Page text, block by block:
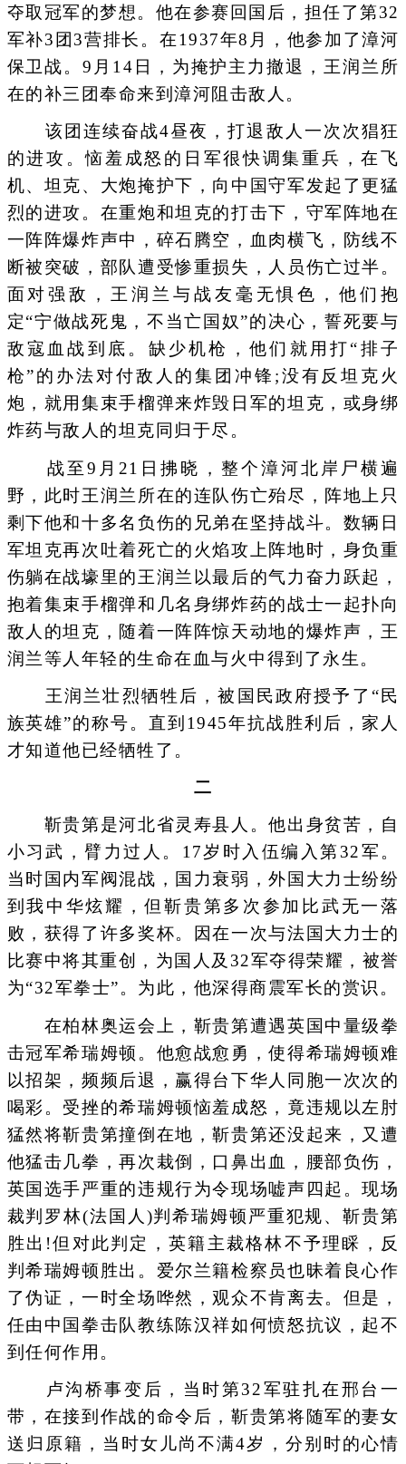
夺取冠军的梦想。他在参赛回国后，担任了第32
军补3团3营排长。在1937年8月，他参加了漳河
保卫战。9月14日，为掩护主力撤退，王润兰所
在的补三团奉命来到漳河阻击敌人。
该团连续奋战4昼夜，打退敌人一次次猖狂
的进攻。恼羞成怒的日军很快调集重兵，在飞
机、坦克、大炮掩护下，向中国守军发起了更猛
烈的进攻。在重炮和坦克的打击下，守军阵地在
一阵阵爆炸声中，碎石腾空，血肉横飞，防线不
断被突破，部队遭受惨重损失，人员伤亡过半。
面对强敌，王润兰与战友毫无惧色，他们抱
定“宁做战死鬼，不当亡国奴”的决心，誓死要与
敌寇血战到底。缺少机枪，他们就用打“排子
枪”的办法对付敌人的集团冲锋;没有反坦克火
炮，就用集束手榴弹来炸毁日军的坦克，或身绑
炸药与敌人的坦克同归于尽。
战至9月21日拂晓，整个漳河北岸尸横遍
野，此时王润兰所在的连队伤亡殆尽，阵地上只
剩下他和十多名负伤的兄弟在坚持战斗。数辆日
军坦克再次吐着死亡的火焰攻上阵地时，身负重
伤躺在战壕里的王润兰以最后的气力奋力跃起，
抱着集束手榴弹和几名身绑炸药的战士一起扑向
敌人的坦克，随着一阵阵惊天动地的爆炸声，王
润兰等人年轻的生命在血与火中得到了永生。
王润兰壮烈牺牲后，被国民政府授予了“民
族英雄”的称号。直到1945年抗战胜利后，家人
才知道他已经牺牲了。
二
靳贵第是河北省灵寿县人。他出身贫苦，自
小习武，臂力过人。17岁时入伍编入第32军。
当时国内军阀混战，国力衰弱，外国大力士纷纷
到我中华炫耀，但靳贵第多次参加比武无一落
败，获得了许多奖杯。因在一次与法国大力士的
比赛中将其重创，为国人及32军夺得荣耀，被誉
为“32军拳士”。为此，他深得商震军长的赏识。
在柏林奥运会上，靳贵第遭遇英国中量级拳
击冠军希瑞姆顿。他愈战愈勇，使得希瑞姆顿难
以招架，频频后退，赢得台下华人同胞一次次的
喝彩。受挫的希瑞姆顿恼羞成怒，竟违规以左肘
猛然将靳贵第撞倒在地，靳贵第还没起来，又遭
他猛击几拳，再次栽倒，口鼻出血，腰部负伤，
英国选手严重的违规行为令现场嘘声四起。现场
裁判罗林(法国人)判希瑞姆顿严重犯规、靳贵第
胜出!但对此判定，英籍主裁格林不予理睬，反
判希瑞姆顿胜出。爱尔兰籍检察员也昧着良心作
了伪证，一时全场哗然，观众不肯离去。但是，
任由中国拳击队教练陈汉祥如何愤怒抗议，起不
到任何作用。
卢沟桥事变后，当时第32军驻扎在邢台一
带，在接到作战的命令后，靳贵第将随军的妻女
送归原籍，当时女儿尚不满4岁，分别时的心情